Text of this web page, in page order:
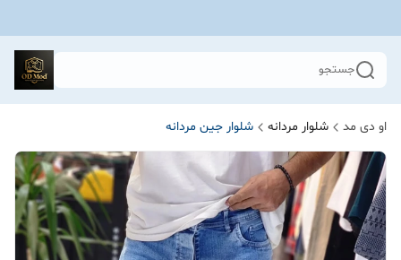
جستجو
او دی مد شلوار مردانه شلوار جین مردانه